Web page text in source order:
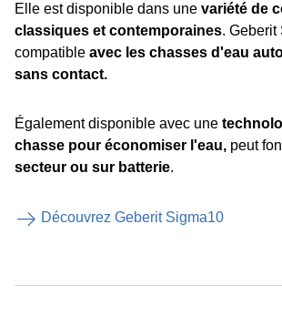
Elle est disponible dans une variété de
classiques et contemporaines. Geberit
compatible avec les chasses d'eau
sans contact.
Également disponible avec une
chasse pour économiser l'eau, peut
secteur ou sur batterie.
Découvrez Geberit Sigma10